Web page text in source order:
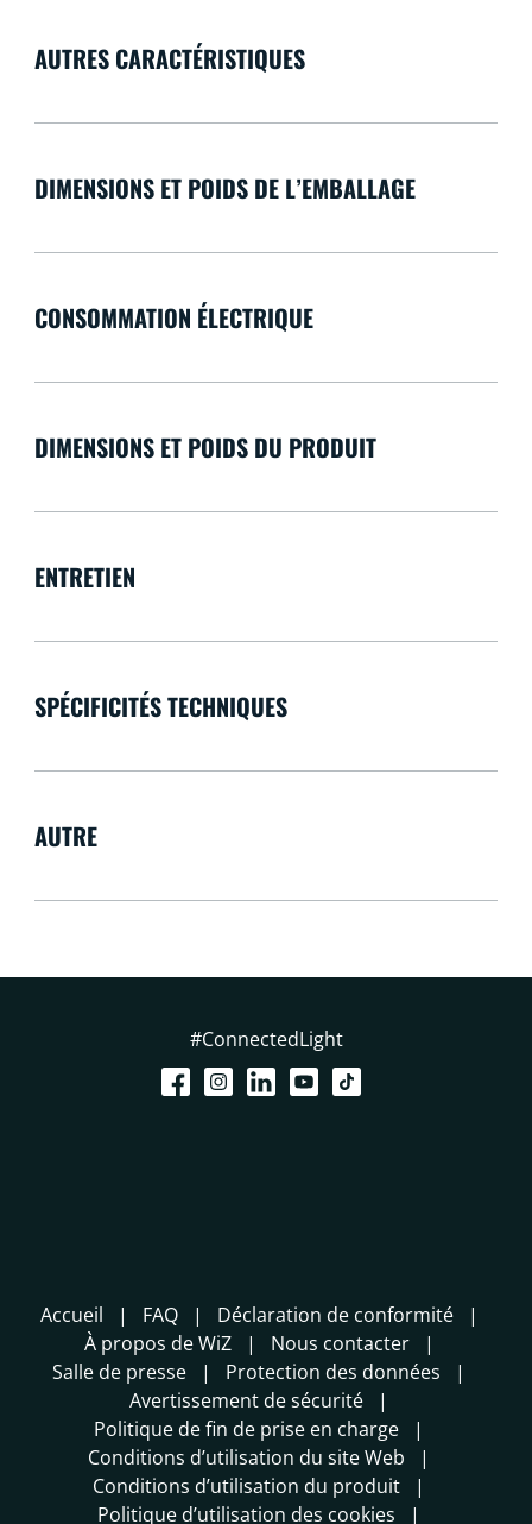
AUTRES CARACTÉRISTIQUES
DIMENSIONS ET POIDS DE L’EMBALLAGE
CONSOMMATION ÉLECTRIQUE
DIMENSIONS ET POIDS DU PRODUIT
ENTRETIEN
SPÉCIFICITÉS TECHNIQUES
AUTRE
#ConnectedLight
Accueil FAQ
Déclaration de conformité
À propos de WiZ
Nous contacter
Salle de presse
Protection des données
Avertissement de sécurité
Politique de fin de prise en charge
Conditions d’utilisation du site Web
Conditions d’utilisation du produit
Politique d’utilisation des cookies